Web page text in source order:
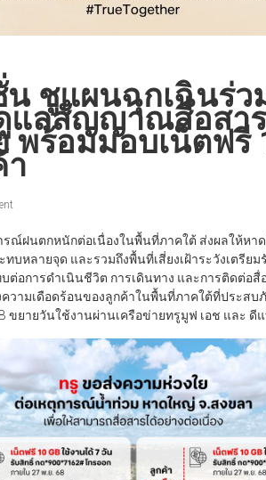
น ชูแผนฉุกเฉินร่ว
แลสัญญาณสื่อสา
พร้อมมอบเน็ตฟรี
า
รณ์ฝนตกหนักต่อเนื่องในพื้นที่ภาคใต้ ส่งผลให้หา
บหลายจุด และรวมถึงพื้นที่เสี่ยงเฝ้าระวังเตรีย
ต่อการดำเนินชีวิต การเดินทาง และการติดต่อ
วามเดือดร้อนของลูกค้าในพื้นที่ภาคใต้ที่ประสบภั
ขยายวันใช้งานผ่านเครือข่ายทรูมูฟ เอช และ